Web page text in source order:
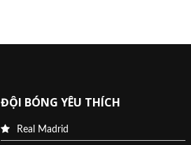
ĐỘI BÓNG YÊU THÍCH
Real Madrid